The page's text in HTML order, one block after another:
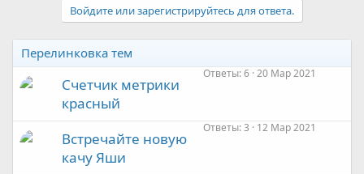
Войдите или зарегистрируйтесь для ответа.
Перелинковка тем
Счетчик метрики
красный
Ответы 6 20 Мар 2021
Встречайте новую
качу Яши
Ответы 3 12 Мар 2021